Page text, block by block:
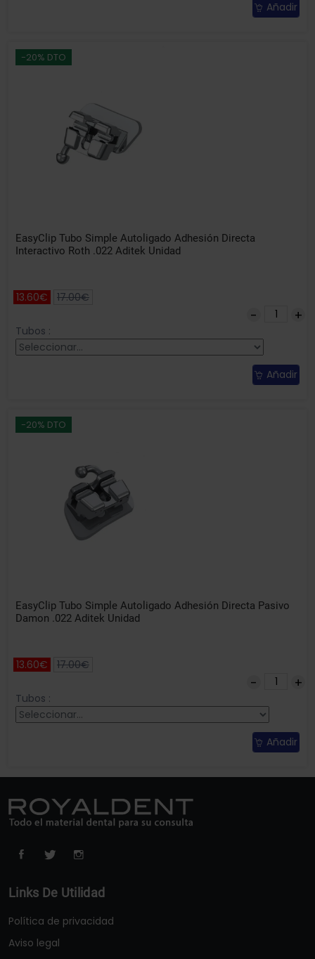
Añadir
-20% DTO
EasyClip Tubo Simple Autoligado Adhesión Directa
Interactivo Roth .022 Aditek Unidad
13.60€ 17.00€
Tubos :
Añadir
-20% DTO
EasyClip Tubo Simple Autoligado Adhesión Directa Pasivo
Damon .022 Aditek Unidad
13.60€ 17.00€
Tubos :
Añadir
Links De Utilidad
Política de privacidad
Aviso legal